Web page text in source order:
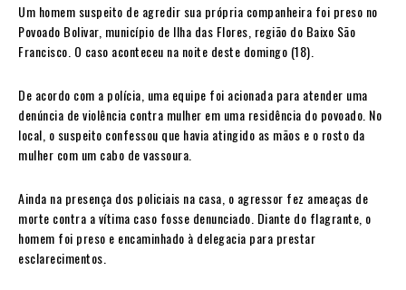
Um homem suspeito de agredir sua própria companheira foi preso no
Povoado Bolivar, município de Ilha das Flores, região do Baixo São
Francisco. O caso aconteceu na noite deste domingo (18).
De acordo com a polícia, uma equipe foi acionada para atender uma
denúncia de violência contra mulher em uma residência do povoado. No
local, o suspeito confessou que havia atingido as mãos e o rosto da
mulher com um cabo de vassoura.
Ainda na presença dos policiais na casa, o agressor fez ameaças de
morte contra a vítima caso fosse denunciado. Diante do flagrante, o
homem foi preso e encaminhado à delegacia para prestar
esclarecimentos.